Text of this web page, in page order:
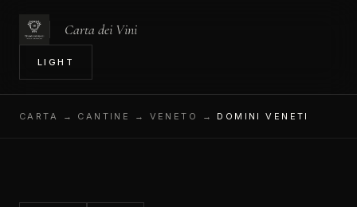
Carta dei Vini
LIGHT
CARTA → CANTINE → VENETO → DOMINI VENETI